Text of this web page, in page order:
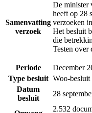
Samenvatting
verzoek
De minister
heeft op 28
verzoeken
Het besluit
die
Testen over
Periode
December
Type besluit Woo-besluit
Datum
besluit
28
2.532